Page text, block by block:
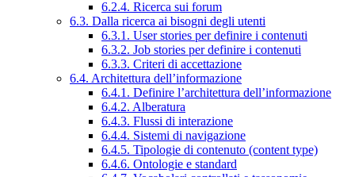
6.2.4. Ricerca sui forum
6.3. Dalla ricerca ai bisogni degli utenti
6.3.1. User stories per definire i contenuti
6.3.2. Job stories per definire i contenuti
6.3.3. Criteri di accettazione
6.4. Architettura dell’informazione
6.4.1. Definire l’architettura dell’informazione
6.4.2. Alberatura
6.4.3. Flussi di interazione
6.4.4. Sistemi di navigazione
6.4.5. Tipologie di contenuto (content type)
6.4.6. Ontologie e standard